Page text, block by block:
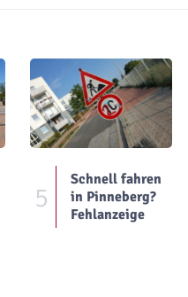
5
Schnell fahren
in Pinneberg?
Fehlanzeige